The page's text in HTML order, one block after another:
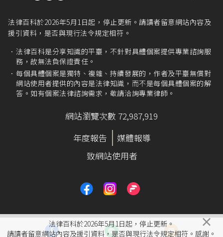
法律百科於2026年5月1日起，停止更新。請讀者留意網站內容及
援引資料，是否與現行法令規定相符。
法律百科是分享知識的平臺，不針對具體個案提供專業諮詢服
務，故無法負保證責任。
每個具體個案是獨特、複雜、持續發展的，作者及平臺無償對
網站使用者提供的內容是法律知識，而不是每個具體個案的解
答。如有個案法律諮詢需求，敬請洽詢專業律師。
網站瀏覽次數 72,987,919
年度報告
媒體報導
致網站使用者
法律百科於2026年5月1日起，停止更新。
請讀者留意網站內容及援引資料，是否與現行法令規定相符。感謝。
×